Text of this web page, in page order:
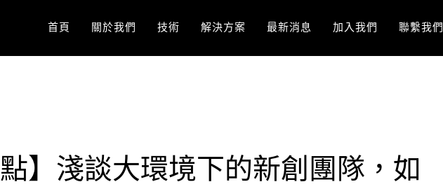
首頁 關於我們 技術 解決方案 最新消息 加入我們 聯繫我們
點】淺談大環境下的新創團隊，如